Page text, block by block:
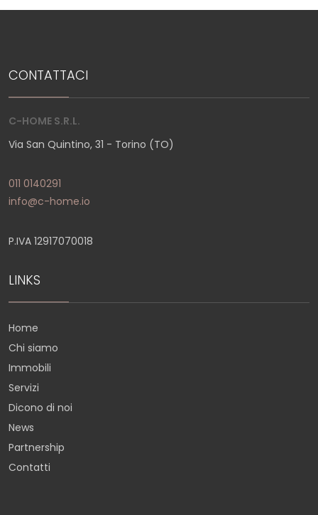
CONTATTACI
C-HOME S.R.L.
Via San Quintino, 31 - Torino (TO)
011 0140291
info@c-home.io
P.IVA 12917070018
LINKS
Home
Chi siamo
Immobili
Servizi
Dicono di noi
News
Partnership
Contatti